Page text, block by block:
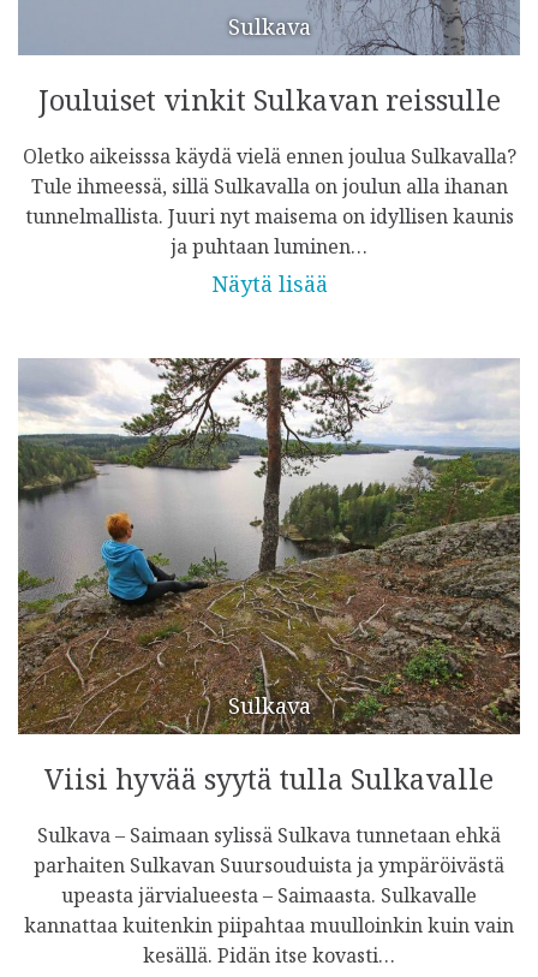
Sulkava
Jouluiset vinkit Sulkavan reissulle
Oletko aikeisssa käydä vielä ennen joulua Sulkavalla?
Tule ihmeessä, sillä Sulkavalla on joulun alla ihanan
tunnelmallista. Juuri nyt maisema on idyllisen kaunis
ja puhtaan luminen…
Näytä lisää
Sulkava
Viisi hyvää syytä tulla Sulkavalle
Sulkava – Saimaan sylissä Sulkava tunnetaan ehkä
parhaiten Sulkavan Suursouduista ja ympäröivästä
upeasta järvialueesta – Saimaasta. Sulkavalle
kannattaa kuitenkin piipahtaa muulloinkin kuin vain
kesällä. Pidän itse kovasti…